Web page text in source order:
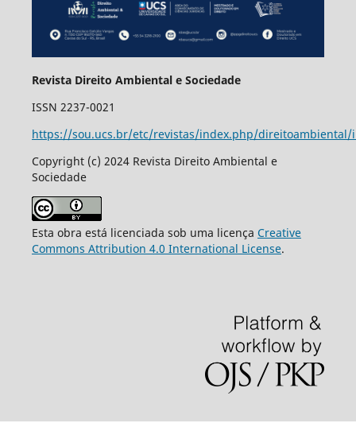
Revista Direito Ambiental e Sociedade
ISSN 2237-0021
https://sou.ucs.br/etc/revistas/index.php/direitoambiental/
Copyright (c) 2024 Revista Direito Ambiental e
Sociedade
Esta obra está licenciada sob uma licença Creative
Commons Attribution 4.0 International License.